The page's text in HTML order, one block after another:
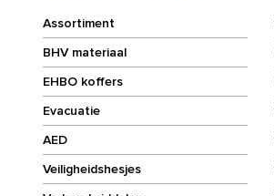
Assortiment
BHV materiaal
EHBO koffers
Evacuatie
AED
Veiligheidshesjes